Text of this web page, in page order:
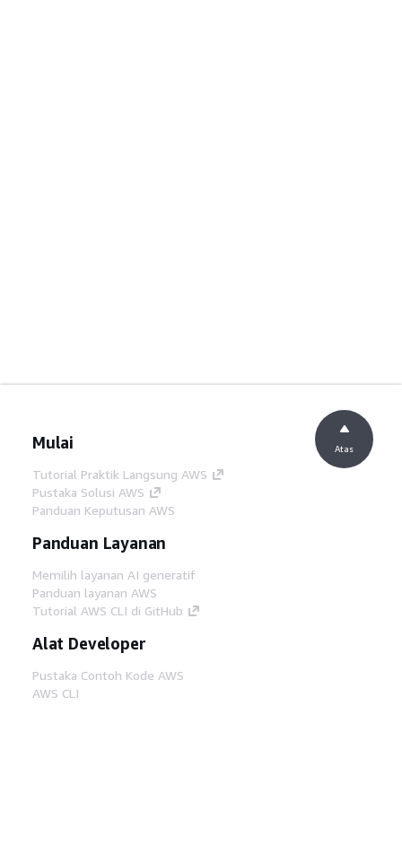
Mulai
Tutorial Praktik Langsung AWS
Pustaka Solusi AWS
Panduan Keputusan AWS
Panduan Layanan
Memilih layanan AI generatif
Panduan layanan AWS
Tutorial AWS CLI di GitHub
Alat Developer
Pustaka Contoh Kode AWS
AWS CLI
Atas